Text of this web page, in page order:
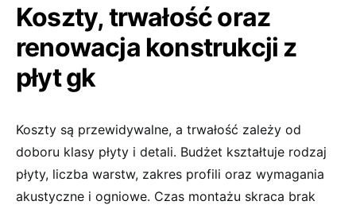
Koszty, trwałość oraz
renowacja konstrukcji z
płyt gk
Koszty są przewidywalne, a trwałość zależy od
doboru klasy płyty i detali. Budżet kształtuje rodzaj
płyty, liczba warstw, zakres profili oraz wymagania
akustyczne i ogniowe. Czas montażu skraca brak